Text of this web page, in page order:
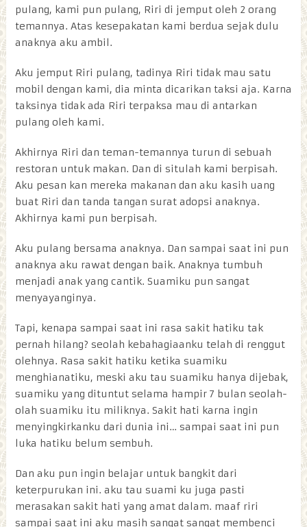
pulang, kami pun pulang, Riri di jemput oleh 2 orang
temannya. Atas kesepakatan kami berdua sejak dulu
anaknya aku ambil.
Aku jemput Riri pulang, tadinya Riri tidak mau satu
mobil dengan kami, dia minta dicarikan taksi aja. Karna
taksinya tidak ada Riri terpaksa mau di antarkan
pulang oleh kami.
Akhirnya Riri dan teman-temannya turun di sebuah
restoran untuk makan. Dan di situlah kami berpisah.
Aku pesan kan mereka makanan dan aku kasih uang
buat Riri dan tanda tangan surat adopsi anaknya.
Akhirnya kami pun berpisah.
Aku pulang bersama anaknya. Dan sampai saat ini pun
anaknya aku rawat dengan baik. Anaknya tumbuh
menjadi anak yang cantik. Suamiku pun sangat
menyayanginya.
Tapi, kenapa sampai saat ini rasa sakit hatiku tak
pernah hilang? seolah kebahagiaanku telah di renggut
olehnya. Rasa sakit hatiku ketika suamiku
menghianatiku, meski aku tau suamiku hanya dijebak,
suamiku yang dituntut selama hampir 7 bulan seolah-
olah suamiku itu miliknya. Sakit hati karna ingin
menyingkirkanku dari dunia ini… sampai saat ini pun
luka hatiku belum sembuh.
Dan aku pun ingin belajar untuk bangkit dari
keterpurukan ini. aku tau suami ku juga pasti
merasakan sakit hati yang amat dalam. maaf riri
sampai saat ini aku masih sangat sangat membenci